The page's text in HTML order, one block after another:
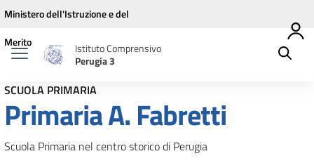
Vai ai contenuti
Vai al menu di navigazione
Vai al footer
Ministero dell'Istruzione e del
Merito
Istituto Comprensivo
Perugia 3
SCUOLA PRIMARIA
Primaria A. Fabretti
Scuola Primaria nel centro storico di Perugia